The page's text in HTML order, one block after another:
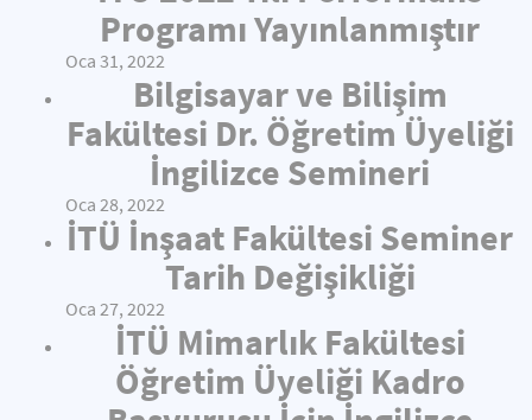
Programı Yayınlanmıştır
Oca 31, 2022
Bilgisayar ve Bilişim
Fakültesi Dr. Öğretim Üyeliği
İngilizce Semineri
Oca 28, 2022
İTÜ İnşaat Fakültesi Seminer
Tarih Değişikliği
Oca 27, 2022
İTÜ Mimarlık Fakültesi
Öğretim Üyeliği Kadro